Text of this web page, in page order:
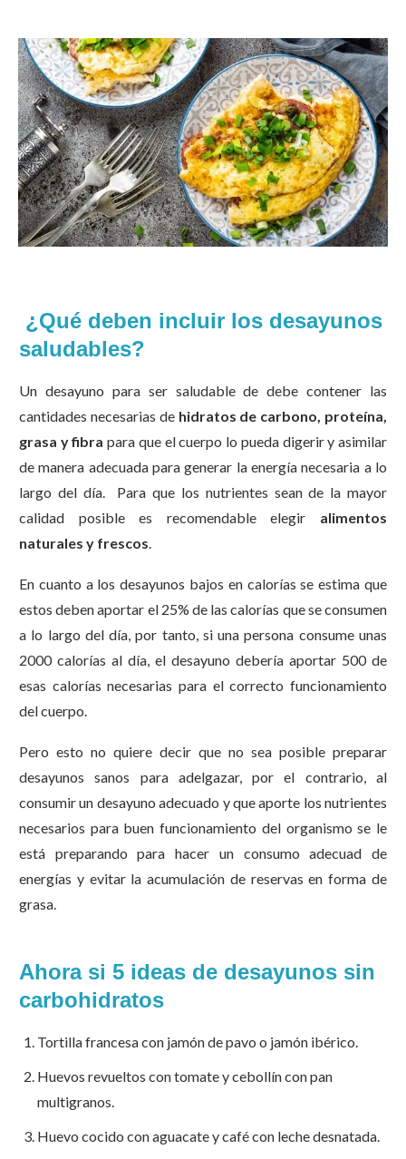
¿Qué deben incluir los desayunos
saludables?
Un desayuno para ser saludable de debe contener las
cantidades necesarias de hidratos de carbono, proteína,
grasa y fibra para que el cuerpo lo pueda digerir y asimilar
de manera adecuada para generar la energía necesaria a lo
largo del día. Para que los nutrientes sean de la mayor
calidad posible es recomendable elegir alimentos
naturales y frescos
En cuanto a los desayunos bajos en calorías se estima que
estos deben aportar el 25% de las calorías que se consumen
a lo largo del día, por tanto, si una persona consume unas
2000 calorías al día, el desayuno debería aportar 500 de
esas calorías necesarias para el correcto funcionamiento
del cuerpo.
Pero esto no quiere decir que no sea posible preparar
desayunos sanos para adelgazar, por el contrario, al
consumir un desayuno adecuado y que aporte los nutrientes
necesarios para buen funcionamiento del organismo se le
está preparando para hacer un consumo adecuad de
energías y evitar la acumulación de reservas en forma de
grasa.
Ahora si 5 ideas de desayunos sin
carbohidratos
Tortilla francesa con jamón de pavo o jamón ibérico.
Huevos revueltos con tomate y cebollín con pan
multigranos.
Huevo cocido con aguacate y café con leche desnatada.